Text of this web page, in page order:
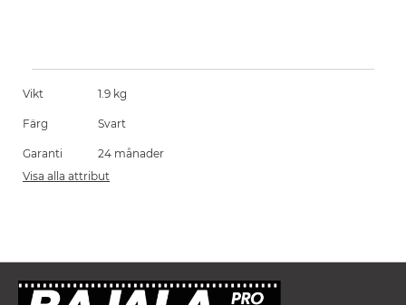
Vikt 1.9 kg
Färg Svart
Garanti
24 månader
Visa alla attribut